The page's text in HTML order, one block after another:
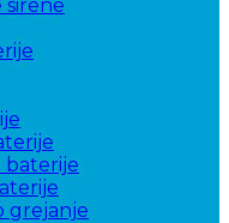
baterije
grejanje